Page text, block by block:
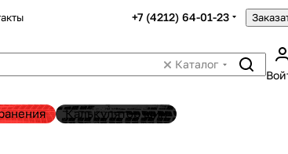
+7 (4212) 64-01-23
Каталог
Калькулятор шин